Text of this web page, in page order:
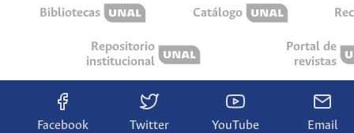
Bibliotecas Catálogo
Repositorio
institucional
Portal de
revistas
Facebook Twitter YouTube Email